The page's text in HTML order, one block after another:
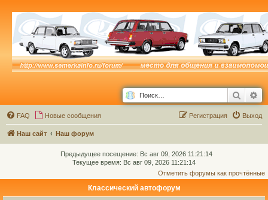
Поиск
FAQ Новые сообщения Выход
Регистрация
Наш сайт Наш форум
Предыдущее посещение: Вс авг 09, 2026 11:21:14
Текущее время: Вс авг 09, 2026 11:21:14
Отметить форумы как прочтённые
Классический автофорум